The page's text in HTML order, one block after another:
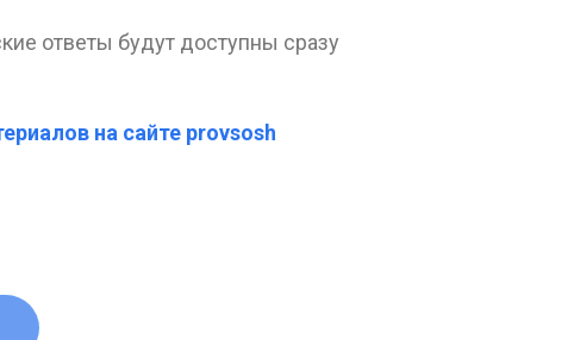
ответы будут доступны сразу
на сайте provsosh